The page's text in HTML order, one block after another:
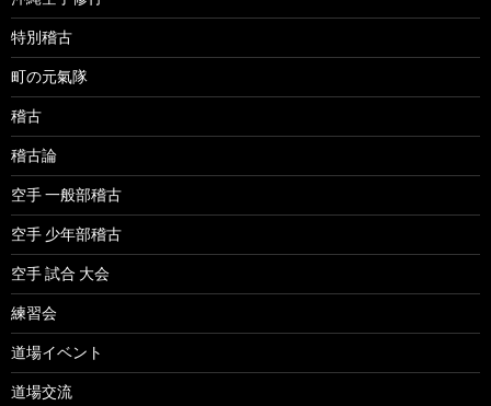
特別稽古
町の元氣隊
稽古
稽古論
空手 一般部稽古
空手 少年部稽古
空手 試合 大会
練習会
道場イベント
道場交流